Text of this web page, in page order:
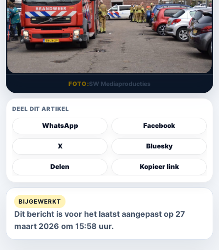
FOTO SW Mediaproducties
DEEL DIT ARTIKEL
WhatsApp Facebook
X Bluesky
Delen Kopieer link
BIJGEWERKT
Dit bericht is voor het laatst aangepast op 27
maart 2026 om 15:58 uur.